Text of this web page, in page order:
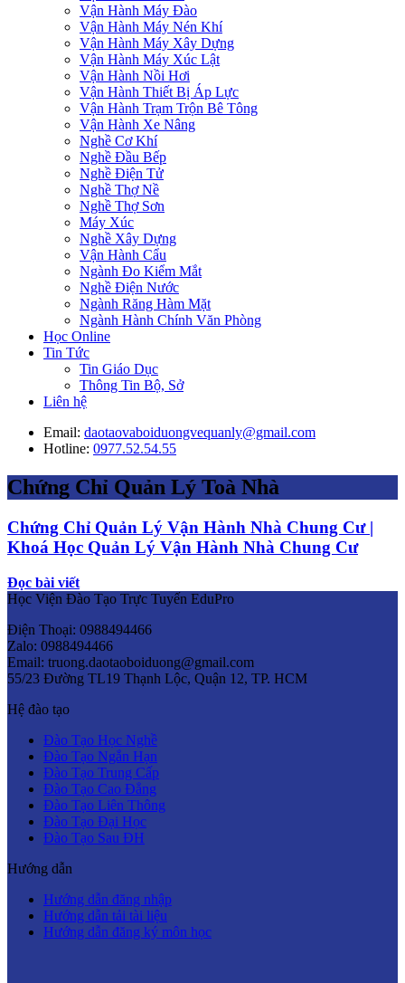
Vận Hành Máy Đào
Vận Hành Máy Nén Khí
Vận Hành Máy Xây Dựng
Vận Hành Máy Xúc Lật
Vận Hành Nồi Hơi
Vận Hành Thiết Bị Áp Lực
Vận Hành Trạm Trộn Bê Tông
Vận Hành Xe Nâng
Nghề Cơ Khí
Nghề Đầu Bếp
Nghề Điện Tử
Nghề Thợ Nề
Nghề Thợ Sơn
Máy Xúc
Nghề Xây Dựng
Vận Hành Cẩu
Ngành Đo Kiểm Mắt
Nghề Điện Nước
Ngành Răng Hàm Mặt
Ngành Hành Chính Văn Phòng
Học Online
Tin Tức
Tin Giáo Dục
Thông Tin Bộ, Sở
Liên hệ
Email: daotaovaboiduongvequanly@gmail.com
Hotline: 0977.52.54.55
Chứng Chỉ Quản Lý Toà Nhà
Chứng Chỉ Quản Lý Vận Hành Nhà Chung Cư |
Khoá Học Quản Lý Vận Hành Nhà Chung Cư
Đọc bài viết
Học Viện Đào Tạo Trực Tuyến EduPro
Điện Thoại: 0988494466
Zalo: 0988494466
Email: truong.daotaoboiduong@gmail.com
55/23 Đường TL19 Thạnh Lộc, Quận 12, TP. HCM
Hệ đào tạo
Đào Tạo Học Nghề
Đào Tạo Ngắn Hạn
Đào Tạo Trung Cấp
Đào Tạo Cao Đẳng
Đào Tạo Liên Thông
Đào Tạo Đại Học
Đào Tạo Sau ĐH
Hướng dẫn
Hướng dẫn đăng nhập
Hướng dẫn tải tài liệu
Hướng dẫn đăng ký môn học